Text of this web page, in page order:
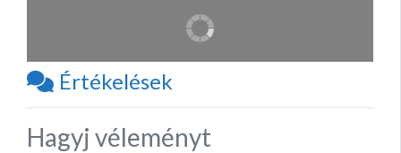
Értékelések
Hagyj véleményt